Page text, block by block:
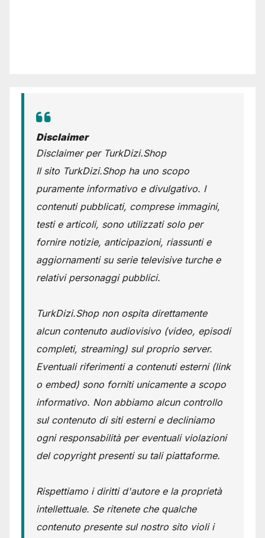
Disclaimer
Disclaimer per TurkDizi.Shop
Il sito TurkDizi.Shop ha uno scopo
puramente informativo e divulgativo. I
contenuti pubblicati, comprese immagini,
testi e articoli, sono utilizzati solo per
fornire notizie, anticipazioni, riassunti e
aggiornamenti su serie televisive turche e
relativi personaggi pubblici.
TurkDizi.Shop non ospita direttamente
alcun contenuto audiovisivo (video, episodi
completi, streaming) sul proprio server.
Eventuali riferimenti a contenuti esterni (link
o embed) sono forniti unicamente a scopo
informativo. Non abbiamo alcun controllo
sul contenuto di siti esterni e decliniamo
ogni responsabilità per eventuali violazioni
del copyright presenti su tali piattaforme.
Rispettiamo i diritti d'autore e la proprietà
intellettuale. Se ritenete che qualche
contenuto presente sul nostro sito violi i